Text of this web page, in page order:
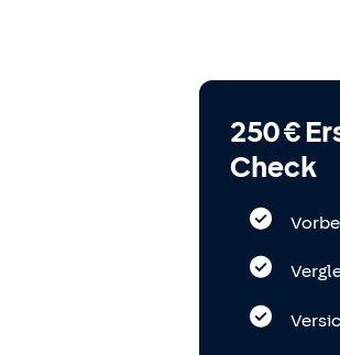
250 €
Check